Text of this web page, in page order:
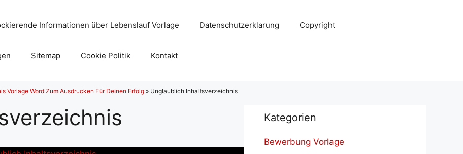
Informationen über Lebenslauf Vorlage Datenschutzerklarung Copyright
Sitemap Cookie Politik Kontakt
Vorlage Word Zum Ausdrucken Für Deinen Erfolg » Unglaublich Inhaltsverzeichnis
Kategorien
Bewerbung Vorlage